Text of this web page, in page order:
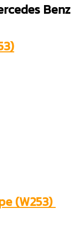
Benz
(W253)